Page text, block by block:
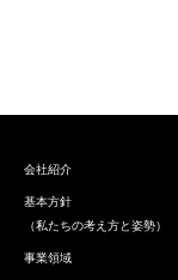
会社紹介
基本方針
（私たちの考え方と姿勢）
事業領域